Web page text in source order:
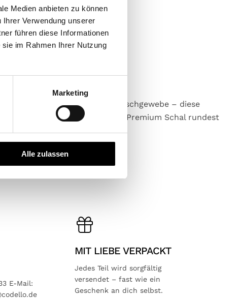
Medien anbieten zu können
Verwendung unserer
führen diese Informationen
im Rahmen Ihrer Nutzung
Marketing
Alle zulassen
edle Seide oder elegante Mischgewebe – diese
legen. Mit einem Premium Schal rundest
E-Mail:
MIT LIEBE VERPACKT
Jedes Teil wird sorgfältig
versendet – fast wie ein
Geschenk an dich selbst.